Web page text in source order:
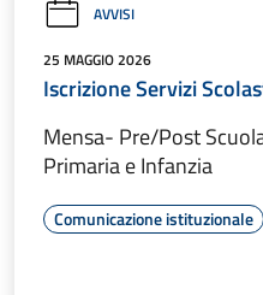
AVVISI
25 MAGGIO 2026
Iscrizione Servizi
Mensa- Pre/Post
Primaria e Infanzia
Comunicazione istituzionale